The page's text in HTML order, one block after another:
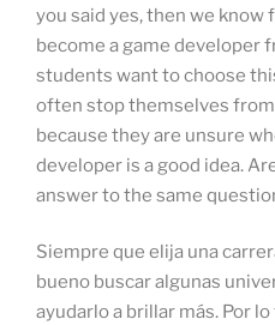
you said yes, then we know
become a game developer
students want to choose
often stop themselves
because they are unsure
developer is a good idea.
answer to the same
Siempre que elija una
bueno buscar algunas
ayudarlo a brillar más. Por